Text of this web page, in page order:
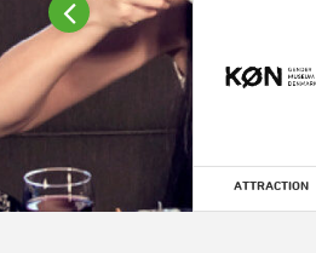
GREEN CAMPING
GREEN ATTRACTION
ATTRACTION